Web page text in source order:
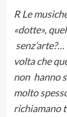
R Le
«dotte»,
volta che
non hanno
molto
richiamano